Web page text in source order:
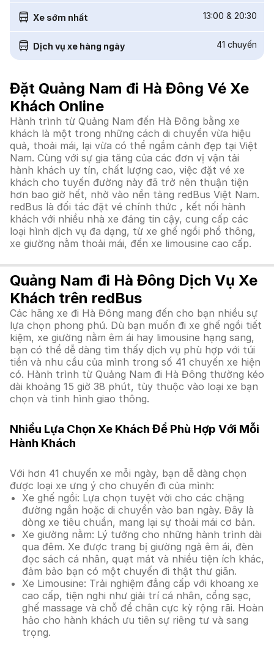
Xe sớm nhất 13:00 & 20:30
Dịch vụ xe hàng ngày 41 chuyến
Đặt Quảng Nam đi Hà Đông Vé Xe
Khách Online
Hành trình từ Quảng Nam đến Hà Đông bằng xe
khách là một trong những cách di chuyển vừa hiệu
quả, thoải mái, lại vừa có thể ngắm cảnh đẹp tại Việt
Nam. Cùng với sự gia tăng của các đơn vị vận tải
hành khách uy tín, chất lượng cao, việc đặt vé xe
khách cho tuyến đường này đã trở nên thuận tiện
hơn bao giờ hết, nhờ vào nền tảng redBus Việt Nam.
redBus là đối tác đặt vé chính thức , kết nối hành
khách với nhiều nhà xe đáng tin cậy, cung cấp các
loại hình dịch vụ đa dạng, từ xe ghế ngồi phổ thông,
xe giường nằm thoải mái, đến xe limousine cao cấp.
Quảng Nam đi Hà Đông Dịch Vụ Xe
Khách trên redBus
Các hãng xe đi Hà Đông mang đến cho bạn nhiều sự
lựa chọn phong phú. Dù bạn muốn đi xe ghế ngồi tiết
kiệm, xe giường nằm êm ái hay limousine hạng sang,
bạn có thể dễ dàng tìm thấy dịch vụ phù hợp với túi
tiền và nhu cầu của mình trong số 41 chuyến xe hiện
có. Hành trình từ Quảng Nam đi Hà Đông thường kéo
dài khoảng 15 giờ 38 phút, tùy thuộc vào loại xe bạn
chọn và tình hình giao thông.
Nhiều Lựa Chọn Xe Khách Để Phù Hợp Với Mỗi
Hành Khách
Với hơn 41 chuyến xe mỗi ngày, bạn dễ dàng chọn
được loại xe ưng ý cho chuyến đi của mình:
Xe ghế ngồi: Lựa chọn tuyệt vời cho các chặng
đường ngắn hoặc di chuyển vào ban ngày. Đây là
dòng xe tiêu chuẩn, mang lại sự thoải mái cơ bản.
Xe giường nằm: Lý tưởng cho những hành trình dài
qua đêm. Xe được trang bị giường ngả êm ái, đèn
đọc sách cá nhân, quạt mát và nhiều tiện ích khác,
đảm bảo bạn có một chuyến đi thật thư giãn.
Xe Limousine: Trải nghiệm đẳng cấp với khoang xe
cao cấp, tiện nghi như giải trí cá nhân, cổng sạc,
ghế massage và chỗ để chân cực kỳ rộng rãi. Hoàn
hảo cho hành khách ưu tiên sự riêng tư và sang
trọng.